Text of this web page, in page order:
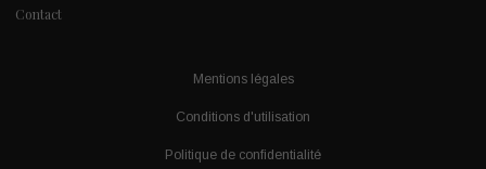
Contact
Mentions légales
Conditions d'utilisation
Politique de confidentialité